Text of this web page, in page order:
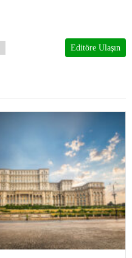
Editöre Ulaşın